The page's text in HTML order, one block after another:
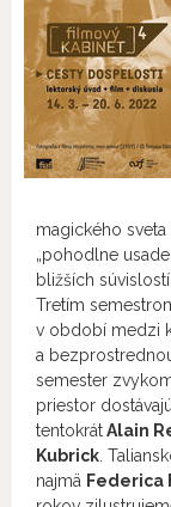
magického
„pohodlne
bližších
Tretím
v období medzi
a
semester
priestor
tentokrátAlain
Kubrick .
najmä Federica